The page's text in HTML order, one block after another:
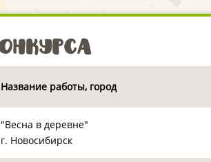
Название работы, город
"Весна в деревне"
г. Новосибирск